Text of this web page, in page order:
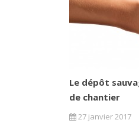
Le dépôt
de chantier
27 janvier 2017